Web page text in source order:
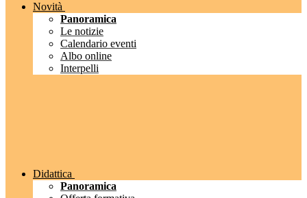
Novità
Panoramica
Le notizie
Calendario eventi
Albo online
Interpelli
Didattica
Panoramica